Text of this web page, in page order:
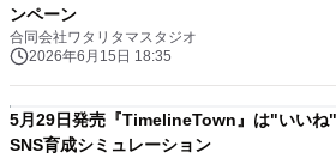
ンペーン
合同会社ワタリタマスタジオ
2026年6月15日 18:35
5月29日発売『TimelineTown』は"いいね"
SNS育成シミュレーション